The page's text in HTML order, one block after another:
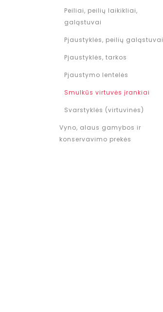
Peiliai, peilių laikikliai,
galąstuvai
Pjaustyklės, peilių galąstuvai
Pjaustyklės, tarkos
Pjaustymo lentelės
Smulkūs virtuvės įrankiai
Svarstyklės (virtuvinės)
Vyno, alaus gamybos ir
konservavimo prekės